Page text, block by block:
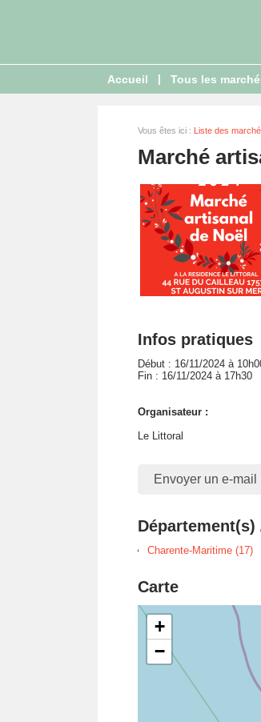
Accueil | Tous les
Vous êtes ici : Liste des
Marché
Infos pratiques
Début : 16/11/2024 à
Fin : 16/11/2024 à 17h30
Organisateur :
Le Littoral
Envoyer un e-mail
Département(s)
Charente-Maritime (17)
Carte
+
−